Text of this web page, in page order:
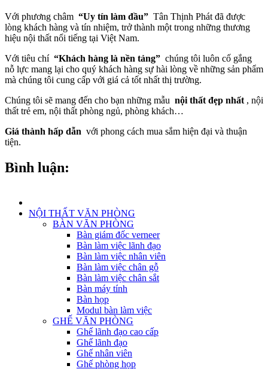
Với phương châm “Uy tín làm đầu” Tân Thịnh Phát đã được
lòng khách hàng và tín nhiệm, trở thành một trong những thương
hiệu nội thất nổi tiếng tại Việt Nam.
Với tiêu chí “Khách hàng là nền tảng” chúng tôi luôn cố gắng
nỗ lực mang lại cho quý khách hàng sự hài lòng về những sản phẩm
mà chúng tôi cung cấp với giá cả tốt nhất thị trường.
Chúng tôi sẽ mang đến cho bạn những mẫu nội thất đẹp nhất , nội
thất trẻ em, nội thất phòng ngủ, phòng khách…
Giá thành hấp dẫn với phong cách mua sắm hiện đại và thuận
tiện.
Bình luận:
NỘI THẤT VĂN PHÒNG
BÀN VĂN PHÒNG
Bàn giám đốc verneer
Bàn làm việc lãnh đạo
Bàn làm việc nhân viên
Bàn làm việc chân gỗ
Bàn làm việc chân sắt
Bàn máy tính
Bàn họp
Modul bàn làm việc
GHẾ VĂN PHÒNG
Ghế lãnh đạo cao cấp
Ghế lãnh đạo
Ghế nhân viên
Ghế phòng họp